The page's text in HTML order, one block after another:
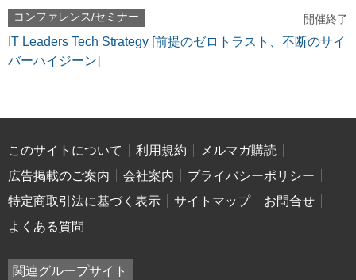
コンファレンス/セミナー 開催終了
IT Leaders Tech Strategy [前提のゼロトラスト、不断のサイ
バーハイジーン]
このサイトについて 利用規約
メルマガ購読
広告掲載のご案内
会社案内
プライバシーポリシー
特定商取引法に基づく表示
サイトマップ
お問合せ
よくある質問
関連グループサイト